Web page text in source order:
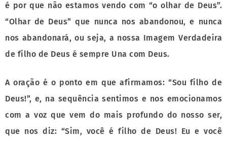
é por que não estamos vendo com “o olhar de Deus”.
“Olhar de Deus” que nunca nos abandonou, e nunca
nos abandonará, ou seja, a nossa Imagem Verdadeira
de filho de Deus é sempre Una com Deus.
A oração é o ponto em que afirmamos: “Sou filho de
Deus!”, e, na sequência sentimos e nos emocionamos
com a voz que vem do mais profundo do nosso ser,
que nos diz: “Sim, você é filho de Deus! Eu e você